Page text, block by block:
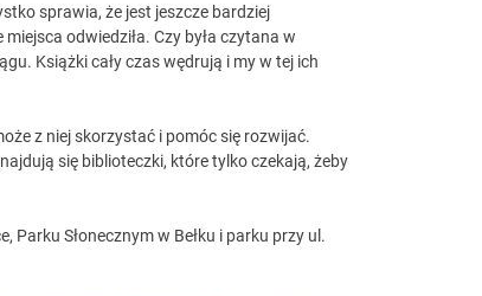
sprawia, że jest jeszcze bardziej
odwiedziła. Czy była czytana w
Książki cały czas wędrują i my w tej ich
z niej skorzystać i pomóc się rozwijać.
się biblioteczki, które tylko czekają, żeby
Parku Słonecznym w Bełku i parku przy ul.